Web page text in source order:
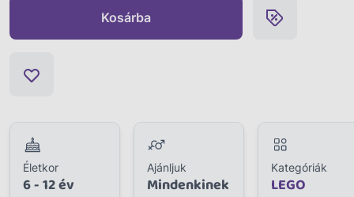
Kosárba
Életkor
6 - 12 év
Ajánljuk
Mindenkinek
Kategóriák
LEGO